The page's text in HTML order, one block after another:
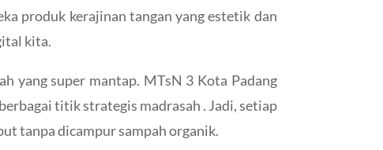
produk kerajinan tangan yang estetik dan
kita.
yang super mantap. MTsN 3 Kota Padang
titik strategis madrasah . Jadi, setiap
tanpa dicampur sampah organik.